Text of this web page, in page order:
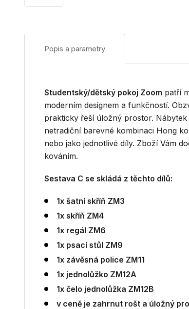
Popis a parametry
Studentský/dětský pokoj Zoom patří
moderním designem a funkčností.
prakticky řeší úložný prostor.
netradiční barevné kombinaci Hong
nebo jako jednotlivé díly. Zboží Vám
kováním.
Sestava C se skládá z těchto dílů:
1x šatní skříň ZM3
1x skříň ZM4
1x regál ZM6
1x psací stůl ZM9
1x závěsná police ZM11
1x jednolůžko ZM12A
1x čelo jednolůžka ZM12B
v ceně je zahrnut rošt a úložný